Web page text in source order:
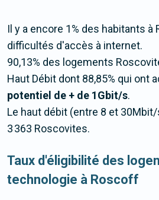
Il y a encore 1% des habitants
difficultés d'accès à internet.
90,13% des logements
Haut Débit dont 88,85% qui ont
potentiel de + de 1Gbit/s.
Le haut débit (entre 8 et
3 363 Roscovites.
Taux d'éligibilité des
technologie à Roscoff